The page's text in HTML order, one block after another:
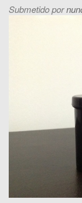
Submetido por